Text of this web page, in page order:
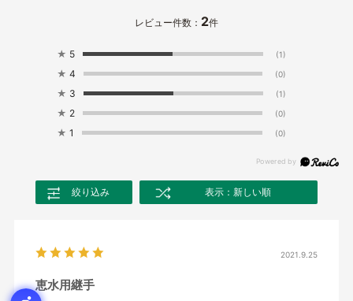
レビュー件数： 2件
★ 5 (1)
★ 4 (0)
★ 3 (1)
★ 2 (0)
★ 1 (0)
絞り込み 表示：新しい順
2021.9.25
恵水用継手